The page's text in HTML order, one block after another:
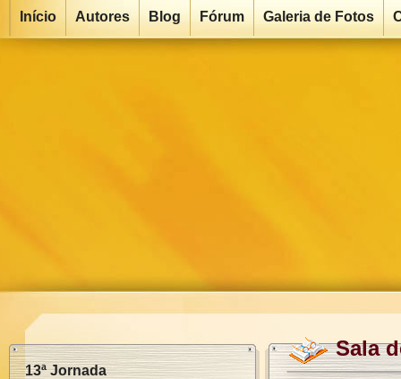
Início Autores Blog Fórum Galeria de Fotos
13ª Jornada
Sala